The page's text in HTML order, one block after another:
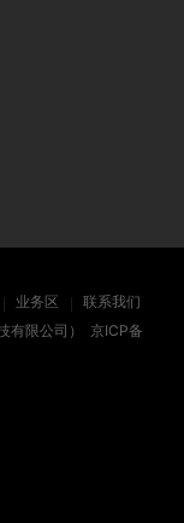
业务区
联系我们
有限公司） 京ICP备